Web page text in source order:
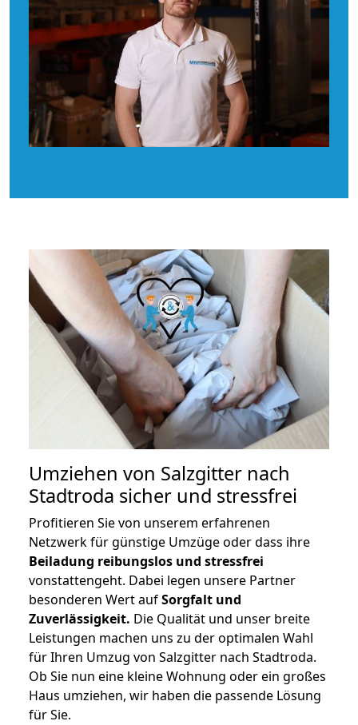
Umziehen von Salzgitter nach
Stadtroda sicher und stressfrei
Profitieren Sie von unserem erfahrenen
Netzwerk für günstige Umzüge oder dass ihre
Beiladung reibungslos und stressfrei
vonstattengeht. Dabei legen unsere Partner
besonderen Wert aufSorgfalt und
Zuverlässigkeit. Die Qualität und unser breite
Leistungen machen uns zu der optimalen Wahl
für Ihren Umzug von Salzgitter nach Stadtroda.
Ob Sie nun eine kleine Wohnung oder ein großes
Haus umziehen, wir haben die passende Lösung
für Sie.